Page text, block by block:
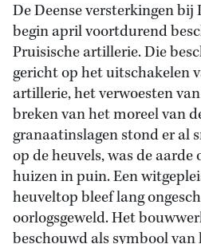
De Deense versterkingen
begin april voortdurend
Pruisische artillerie. Die
gericht op het uitschakelen
artillerie, het verwoesten
breken van het moreel van
granaatinslagen stond er al
op de heuvels, was de aarde
huizen in puin. Een
heuveltop bleef lang
oorlogsgeweld. Het
beschouwd als symbool